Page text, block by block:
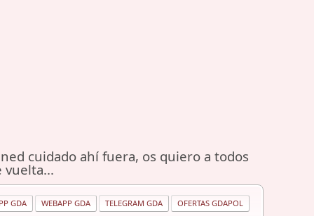
cuidado ahí fuera, os quiero a todos
vuelta...
GDA WEBAPP GDA TELEGRAM GDA OFERTAS GDAPOL